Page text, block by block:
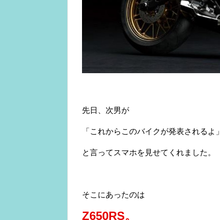
先日、次男が
「これからこのバイクが発表されるよ
と言ってスマホを見せてくれました。
そこにあったのは
Z650RS。